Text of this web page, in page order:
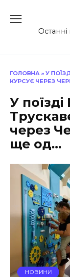
до
ГОЛОВНА » У
КУРСУЄ ЧЕРЕЗ
У
через
ще од…
НОВИНИ